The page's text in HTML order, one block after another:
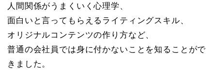
人間関係がうまくいく心理学、
面白いと言ってもらえるライティングスキル、
オリジナルコンテンツの作り方など、
普通の会社員では身に付かないことを知ることがで
きました。